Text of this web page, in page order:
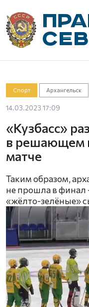
Спорт Архангельск
14.03.2023 17:09
«Кузбасс»
в решающем
матче
Таким образом,
не прошла в финал
«жёлто-зелёные»